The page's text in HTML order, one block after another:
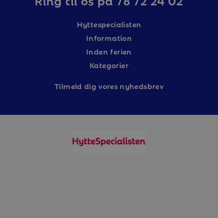
Hyttespecialisten
Information
Inden ferien
Kategorier
Tilmeld dig vores nyhedsbrev